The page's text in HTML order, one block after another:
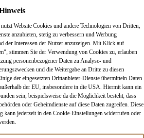
Website Cookies und andere Technologien von Dritten,
anzubieten, stetig zu verbessern und Werbung
der Interessen der Nutzer anzuzeigen. Mit Klick auf
stimmen Sie der Verwendung von Cookies zu, erlauben
personenbezogener Daten zu Analyse- und
und die Weitergabe an Dritte zu diesen
der eingesetzten Drittanbieter-Dienste übermitteln Daten
der EU, insbesondere in die USA. Hiermit kann ein
sein, beispielsweise da die Möglichkeit besteht, dass
oder Geheimdienste auf diese Daten zugreifen. Diese
kann jederzeit in den Cookie-Einstellungen widerrufen oder